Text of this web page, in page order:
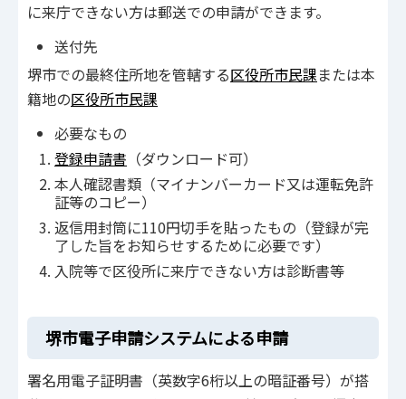
に来庁できない方は郵送での申請ができます。
送付先
堺市での最終住所地を管轄する区役所市民課または本
籍地の区役所市民課
必要なもの
登録申請書 （ダウンロード可）
本人確認書類（マイナンバーカード又は運転免許
証等のコピー）
返信用封筒に110円切手を貼ったもの（登録が完
了した旨をお知らせするために必要です）
入院等で区役所に来庁できない方は診断書等
堺市電子申請システムによる申請
署名用電子証明書（英数字6桁以上の暗証番号）が搭